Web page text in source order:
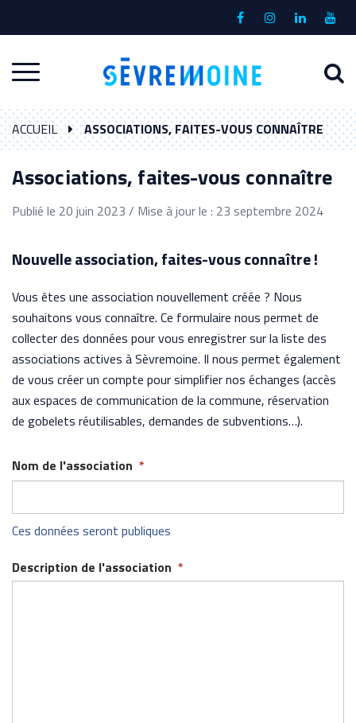
Lien
compte
Lien
Lien
compte
Lien
la
Aller
à
la
navigation
à
ACCUEIL ASSOCIATIONS, FAITES-VOUS CONNAÎTRE
Associations, faites-vous connaître
Publié le 20 juin 2023 / Mise à jour le : 23 septembre 2024
Nouvelle association, faites-vous connaître !
Vous êtes une association nouvellement créée ? Nous
souhaitons vous connaître. Ce formulaire nous permet de
collecter des données pour vous enregistrer sur la liste des
associations actives à Sèvremoine. Il nous permet également
de vous créer un compte pour simplifier nos échanges (accès
aux espaces de communication de la commune, réservation
de gobelets réutilisables, demandes de subventions…).
Nom de l'association *
Nom
Ces données seront publiques
Description de l'association *